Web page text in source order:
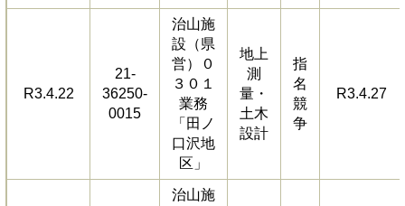
R3.4.22
21-
36250-
0015
治山施
設（県
営）０
３０１
業務
「田ノ
口沢地
区」
地上
測
量・
土木
設計
指
名
競
争
R3.4.27
治山施